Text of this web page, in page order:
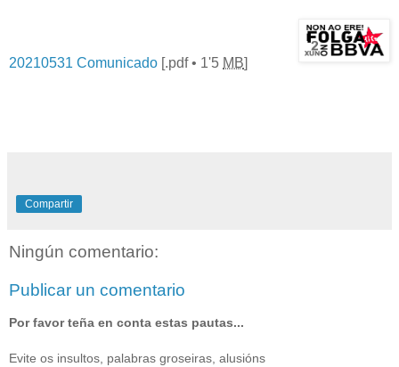
20210531 Comunicado [.pdf• 1'5 MB]
Compartir
Ningún comentario:
Publicar un comentario
Por favor teña en conta estas pautas...
Evite os insultos, palabras groseiras, alusións